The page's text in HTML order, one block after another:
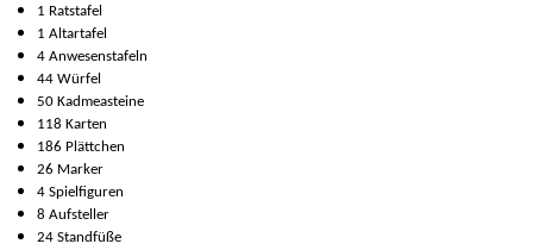
1 Ratstafel
1 Altartafel
4 Anwesenstafeln
44 Würfel
50 Kadmeasteine
118 Karten
186 Plättchen
26 Marker
4 Spielfiguren
8 Aufsteller
24 Standfüße